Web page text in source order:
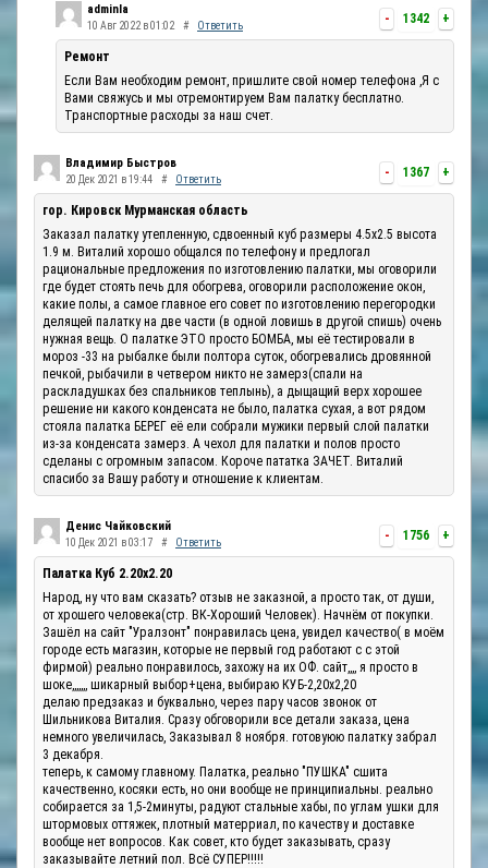
- 1342 +
adminla
10 Авг 2022 в 01:02 # Ответить
Ремонт
Если Вам необходим ремонт, пришлите свой номер телефона ,Я с
Вами свяжусь и мы отремонтируем Вам палатку бесплатно.
Транспортные расходы за наш счет.
- 1367 +
Владимир Быстров
20 Дек 2021 в 19:44 # Ответить
гор. Кировск Мурманская область
Заказал палатку утепленную, сдвоенный куб размеры 4.5х2.5 высота
1.9 м. Виталий хорошо общался по телефону и предлогал
рациональные предложения по изготовлению палатки, мы оговорили
где будет стоять печь для обогрева, оговорили расположение окон,
какие полы, а самое главное его совет по изготовлению перегородки
делящей палатку на две части (в одной ловишь в другой спишь) очень
нужная вещь. О палатке ЭТО просто БОМБА, мы её тестировали в
мороз -33 на рыбалке были полтора суток, обогревались дровянной
печкой, рыбачили в четвером никто не замерз(спали на
раскладушках без спальников теплынь), а дыщащий верх хорошее
решение ни какого конденсата не было, палатка сухая, а вот рядом
стояла палатка БЕРЕГ её ели собрали мужики первый слой палатки
из-за конденсата замерз. А чехол для палатки и полов просто
сделаны с огромным запасом. Короче пататка ЗАЧЕТ. Виталий
спасибо за Вашу работу и отношение к клиентам.
- 1756 +
Денис Чайковский
10 Дек 2021 в 03:17 # Ответить
Палатка Куб 2.20x2.20
Народ, ну что вам сказать? отзыв не заказной, а просто так, от души,
от хрошего человека(стр. ВК-Хороший Человек). Начнём от покупки.
Зашёл на сайт "Уралзонт" понравилась цена, увидел качество( в моём
городе есть магазин, которые не первый год работают с с этой
фирмой) реально понравилось, захожу на их ОФ. сайт,,,, я просто в
шоке,,,,,,, шикарный выбор+цена, выбираю КУБ-2,20х2,20
делаю предзаказ и буквально, через пару часов звонок от
Шильникова Виталия. Сразу обговорили все детали заказа, цена
немного увеличилась, Заказывал 8 ноября. готовуюю палатку забрал
3 декабря.
теперь, к самому главному. Палатка, реально "ПУШКА" сшита
качественно, косяки есть, но они вообще не принципиальны. реально
собирается за 1,5-2минуты, радуют стальные хабы, по углам ушки для
штормовых оттяжек, плотный матерриал, по качеству и доставке
вообще нет вопросов. Как совет, кто будет заказывать, сразу
заказывайте летний пол. Всё СУПЕР!!!!!